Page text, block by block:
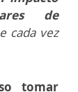
de
cada vez
tomar